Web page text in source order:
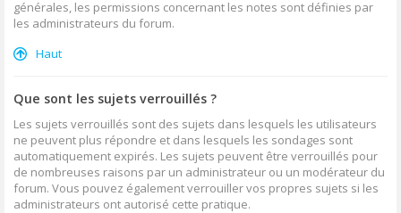
générales, les permissions concernant les notes sont définies par
les administrateurs du forum.
Haut
Que sont les sujets verrouillés ?
Les sujets verrouillés sont des sujets dans lesquels les utilisateurs
ne peuvent plus répondre et dans lesquels les sondages sont
automatiquement expirés. Les sujets peuvent être verrouillés pour
de nombreuses raisons par un administrateur ou un modérateur du
forum. Vous pouvez également verrouiller vos propres sujets si les
administrateurs ont autorisé cette pratique.